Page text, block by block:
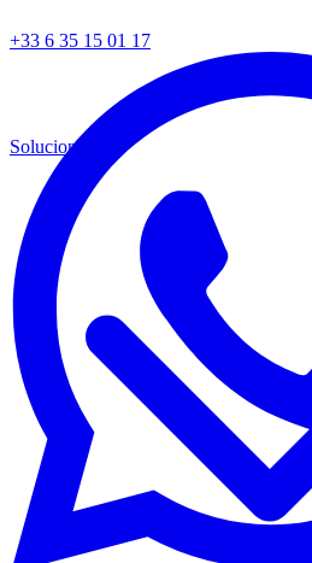
+33 6 35 15 01 17
Soluciones